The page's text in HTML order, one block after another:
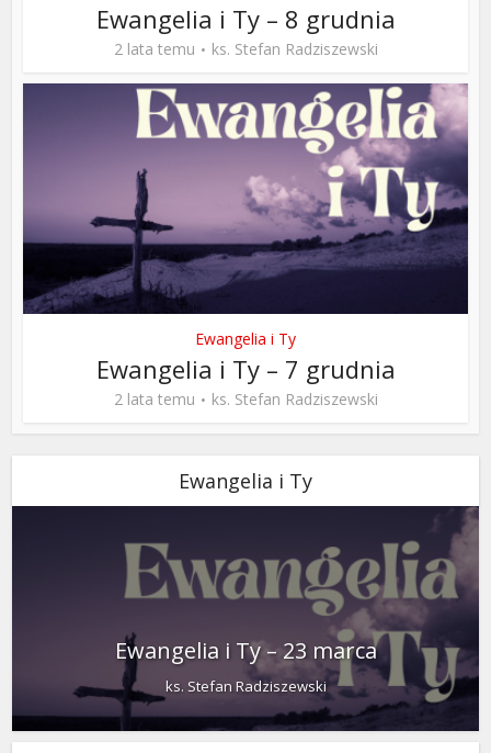
Ewangelia i Ty – 8 grudnia
2 lata temu ks. Stefan Radziszewski
Ewangelia i Ty
Ewangelia i Ty – 7 grudnia
2 lata temu ks. Stefan Radziszewski
Ewangelia i Ty
Ewangelia i Ty – 23 marca
ks. Stefan Radziszewski